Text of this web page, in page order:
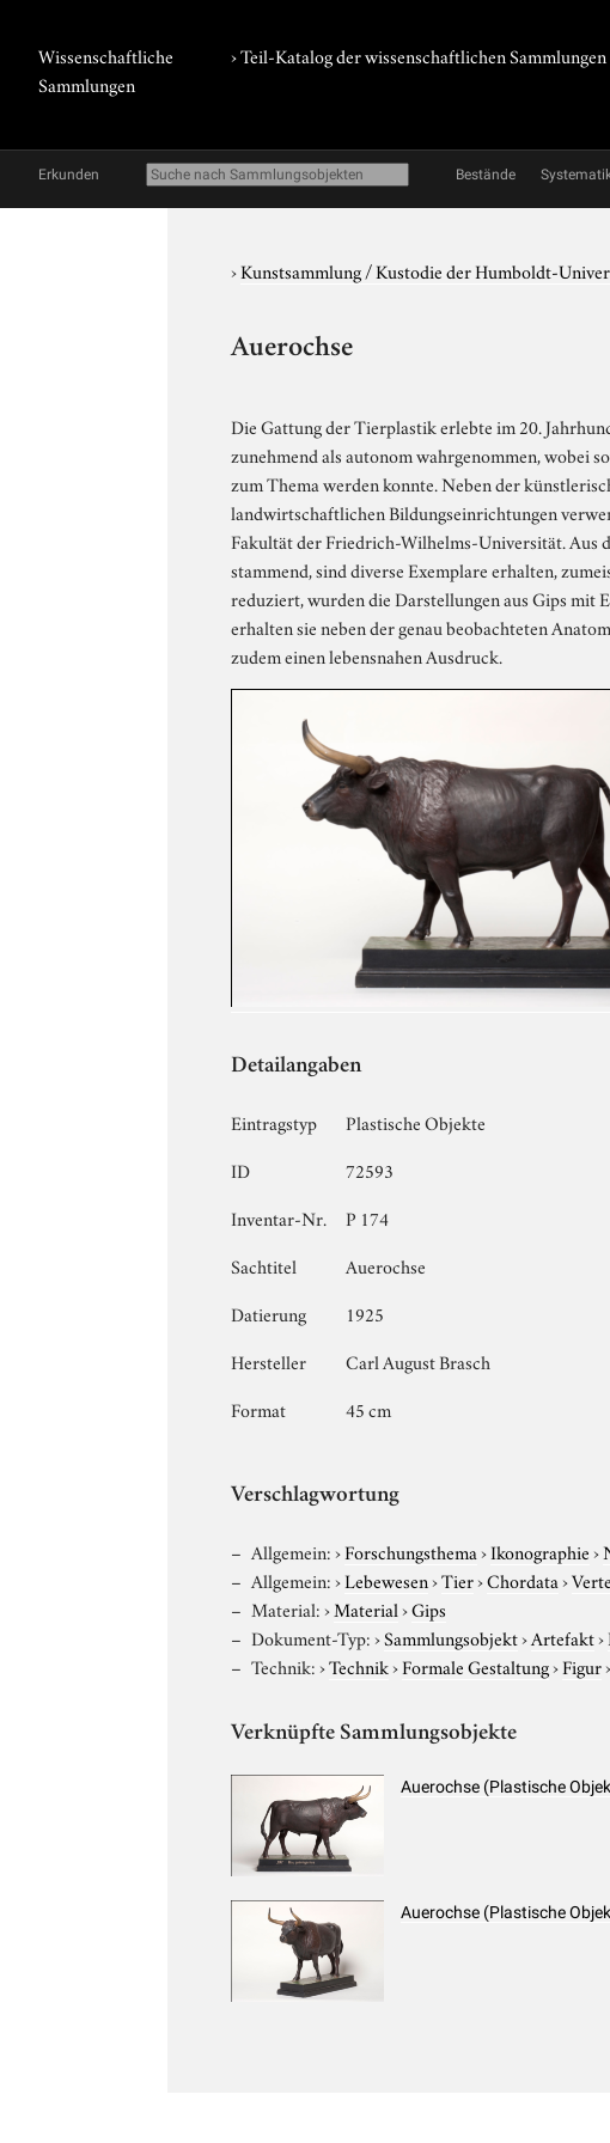
Wissenschaftliche
Sammlungen
› Teil-Katalog der wissenschaftlichen Sammlungen
Erkunden Bestände
›Kunstsammlung / Kustodie der Humboldt-
Auerochse
Die Gattung der Tierplastik erlebte im 20.
zunehmend als autonom wahrgenommen, wobei
zum Thema werden konnte. Neben der
landwirtschaftlichen Bildungseinrichtungen
Fakultät der Friedrich-Wilhelms-Universität. Aus
stammend, sind diverse Exemplare erhalten,
reduziert, wurden die Darstellungen aus Gips mit
erhalten sie neben der genau beobachteten
zudem einen lebensnahen Ausdruck.
Detailangaben
Eintragstyp
Plastische Objekte
ID
72593
Inventar-Nr.
P 174
Sachtitel
Auerochse
Datierung
1925
Hersteller
Carl August Brasch
Format
45 cm
Verschlagwortung
Allgemein:›Forschungsthema›Ikonographie›
Allgemein:›Lebewesen›Tier›Chordata›
Material:›Material›Gips
Dokument-Typ:›Sammlungsobjekt›Artefakt›
Technik:›Technik›Formale Gestaltung›Figur
Verknüpfte Sammlungsobjekte
Auerochse (Plastische
Auerochse (Plastische